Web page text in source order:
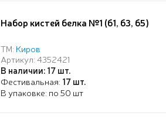
Набор кистей белка №1 (б1, б3, б5)
ТМ: Киров
Артикул: 4352421
В наличии: 17 шт.
Фестивальная: 17 шт.
В упаковке: по 50 шт